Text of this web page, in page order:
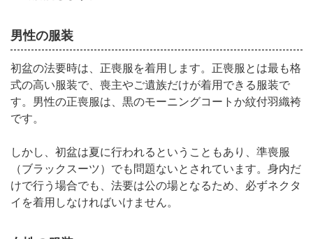
男性の服装
初盆の法要時は、正喪服を着用します。正喪服とは最も格
式の高い服装で、喪主やご遺族だけが着用できる服装で
す。男性の正喪服は、黒のモーニングコートか紋付羽織袴
です。
しかし、初盆は夏に行われるということもあり、準喪服
（ブラックスーツ）でも問題ないとされています。身内だ
けで行う場合でも、法要は公の場となるため、必ずネクタ
イを着用しなければいけません。